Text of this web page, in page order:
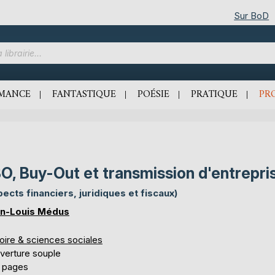
Sur BoD
FANTASTIQUE POÉSIE PRATIQUE
Buy-Out et transmission
financiers, juridiques et fiscaux)
Louis Médus
& sciences sociales
souple